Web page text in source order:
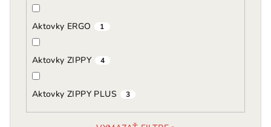
Aktovky ERGO 1
Aktovky ZIPPY 4
Aktovky ZIPPY PLUS 3